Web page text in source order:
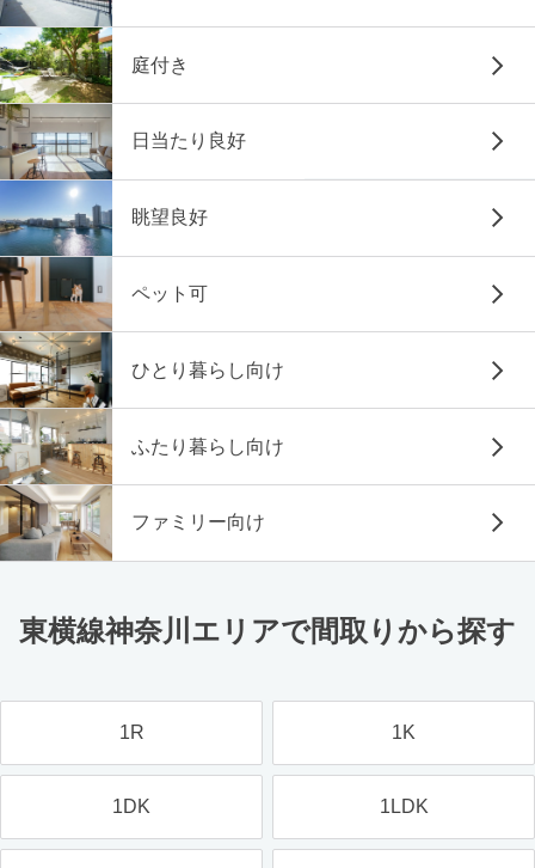
庭付き
日当たり良好
眺望良好
ペット可
ひとり暮らし向け
ふたり暮らし向け
ファミリー向け
東横線神奈川エリアで間取りから探す
1R 1K
1DK 1LDK